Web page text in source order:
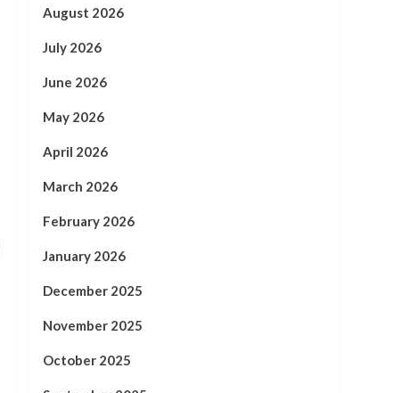
August 2026
July 2026
June 2026
May 2026
April 2026
March 2026
February 2026
January 2026
December 2025
November 2025
October 2025